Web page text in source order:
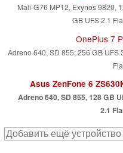
Mali-G76 MP12, Exynos 9820,
GB UFS 2.1
OnePlus 7
Adreno 640, SD 855, 256 GB UFS
Asus ZenFone 6
Adreno 640, SD 855, 128 GB
2.1